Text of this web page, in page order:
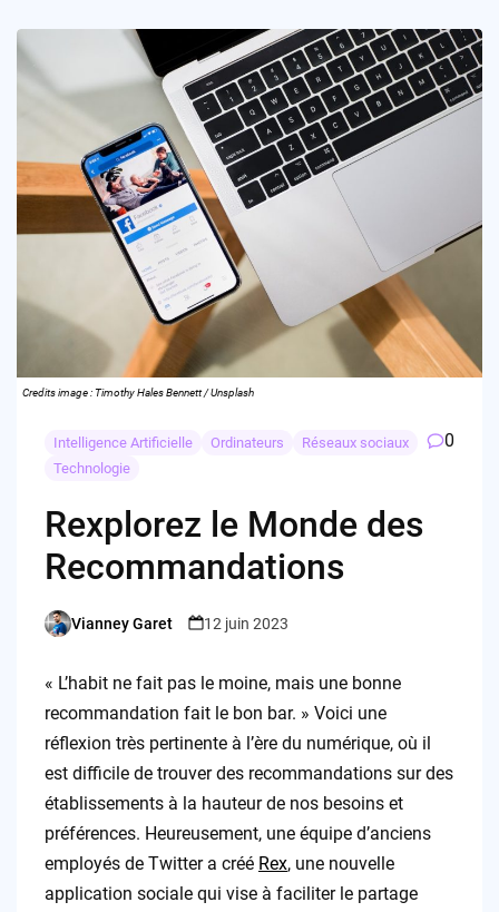
Credits image : Timothy Hales Bennett / Unsplash
Intelligence Artificielle Ordinateurs
Réseaux sociaux
Technologie
0
Rexplorez le Monde des
Recommandations
Posted
Vianney Garet 12 juin 2023
« L’habit ne fait pas le moine, mais une bonne
recommandation fait le bon bar. » Voici une
réflexion très pertinente à l’ère du numérique, où il
est difficile de trouver des recommandations sur des
établissements à la hauteur de nos besoins et
préférences. Heureusement, une équipe d’anciens
employés de Twitter a créé Rex, une nouvelle
application sociale qui vise à faciliter le partage